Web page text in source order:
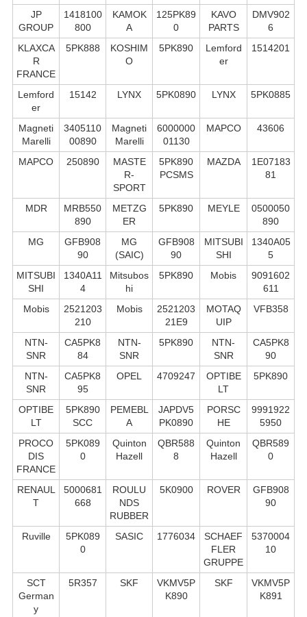
JP
GROUP
1418100
800
KAMOK
A
125PK89
0
KAVO
PARTS
DMV902
6
KLAXCA
R
FRANCE
5PK888
KOSHIM
O
5PK890
Lemford
er
1514201
Lemford
er
15142 LYNX 5PK0890 LYNX 5PK0885
Magneti
Marelli
3405110
00890
Magneti
Marelli
6000000
01130
MAPCO 43606
MAPCO 250890
MASTE
R-
SPORT
5PK890
PCSMS
MAZDA
1E07183
81
MDR
MRB550
890
METZG
ER
5PK890 MEYLE
0500050
890
MG
GFB908
90
MG
(SAIC)
GFB908
90
MITSUBI
SHI
1340A05
5
MITSUBI
SHI
1340A11
4
Mitsubos
hi
5PK890 Mobis
9091602
611
Mobis
2521203
210
Mobis
2521203
21E9
MOTAQ
UIP
VFB358
NTN-
SNR
CA5PK8
84
NTN-
SNR
5PK890
NTN-
SNR
CA5PK8
90
NTN-
SNR
CA5PK8
95
OPEL 4709247
OPTIBE
LT
5PK890
OPTIBE
LT
5PK890
SCC
PEMEBL
A
JAPDV5
PK0890
PORSC
HE
9991922
5950
PROCO
DIS
FRANCE
5PK089
0
Quinton
Hazell
QBR588
8
Quinton
Hazell
QBR589
0
RENAUL
T
5000681
668
ROULU
NDS
RUBBER
5K0900 ROVER
GFB908
90
Ruville
5PK089
0
SASIC 1776034
SCHAEF
FLER
GRUPPE
5370004
10
SCT
German
y
5R357 SKF
VKMV5P
K890
SKF
VKMV5P
K891